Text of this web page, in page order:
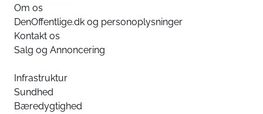
Om os
DenOffentlige.dk og personoplysninger
Kontakt os
Salg og Annoncering
Infrastruktur
Sundhed
Bæredygtighed